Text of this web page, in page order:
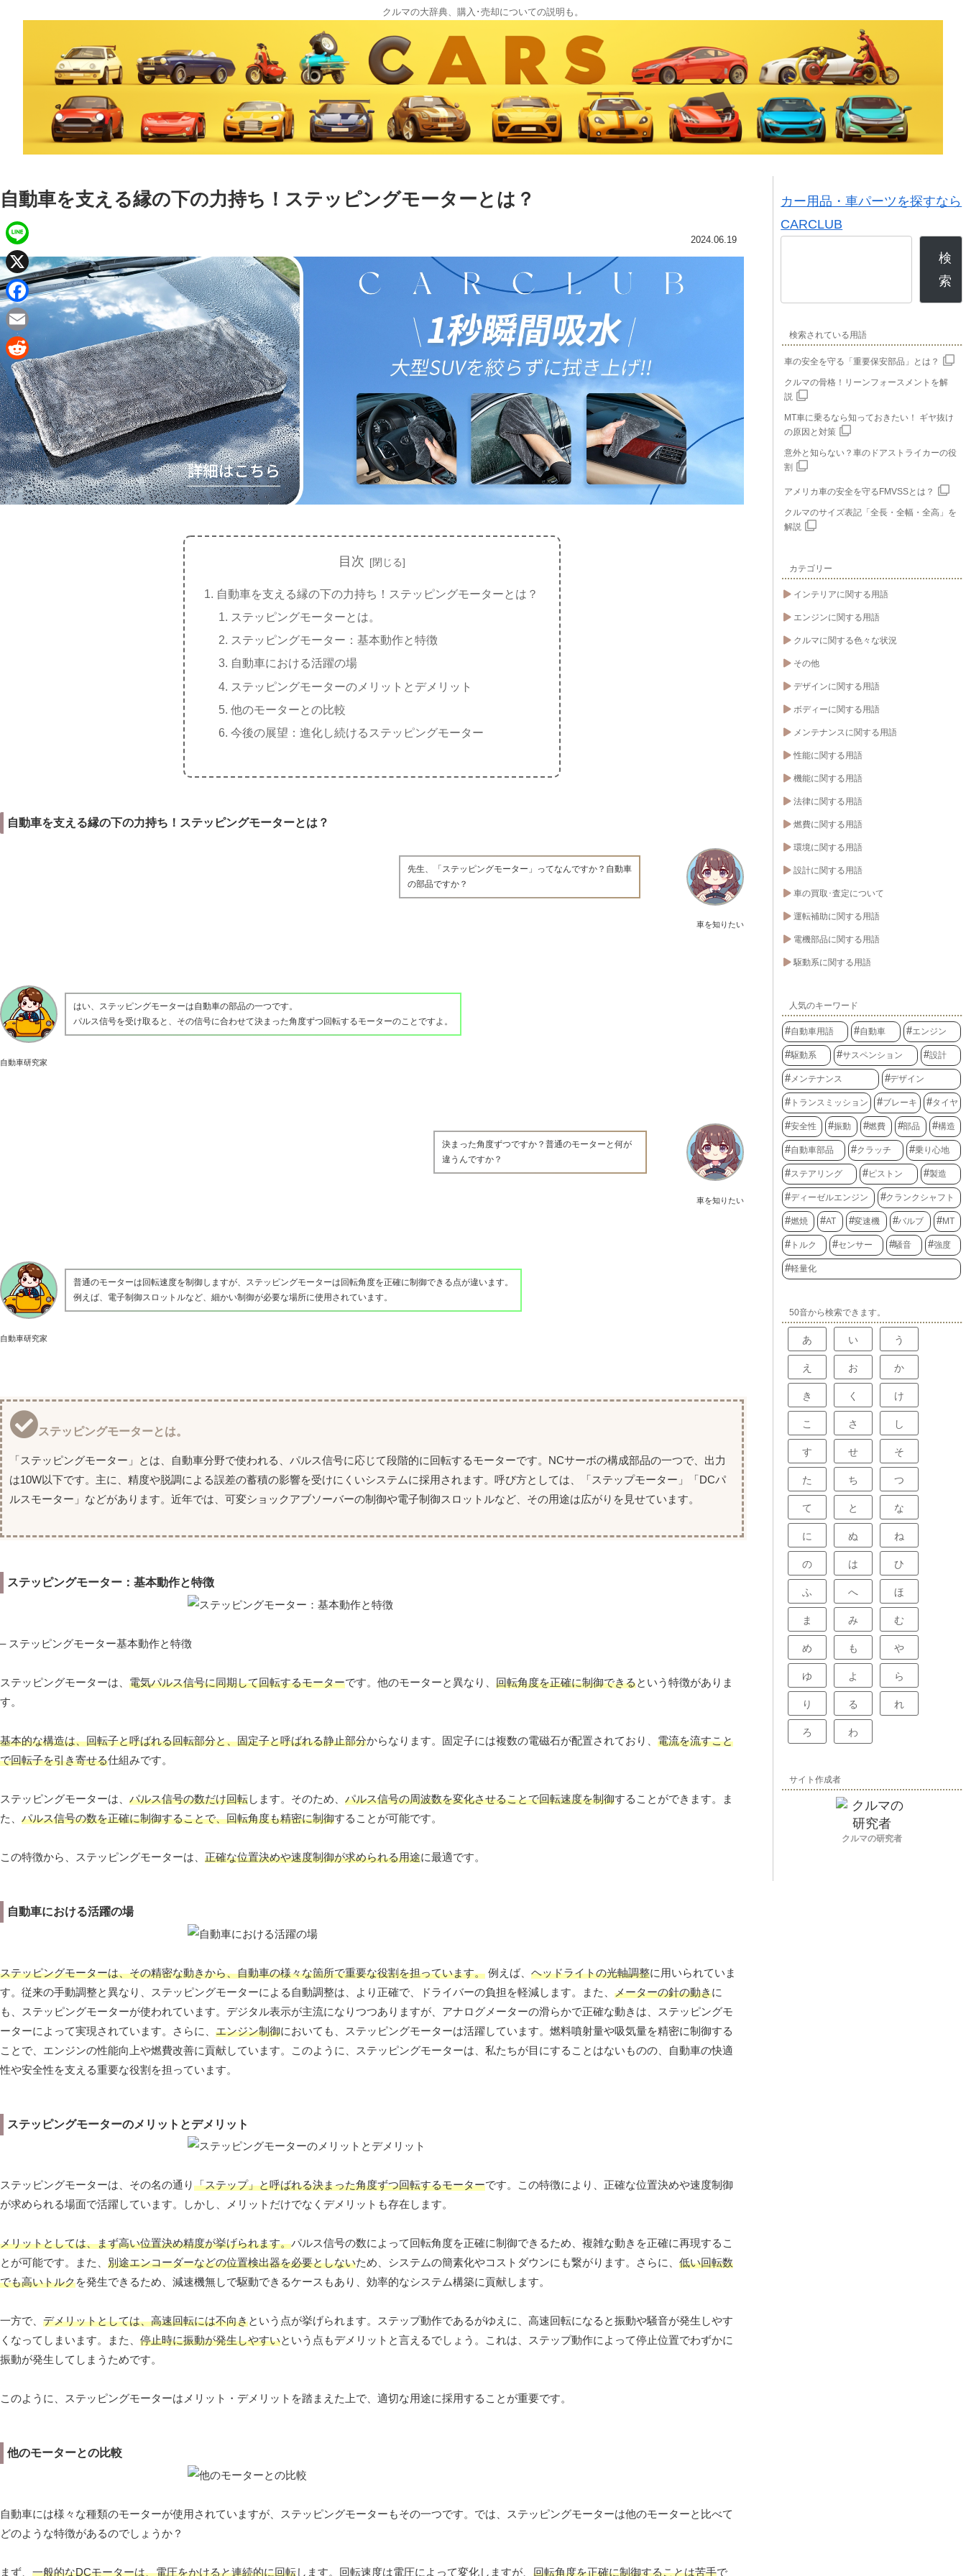
クルマの大辞典、購入･売却についての説明も。
自動車を支える縁の下の力持ち！ステッピングモーターとは？
2024.06.19
目次
自動車を支える縁の下の力持ち！ステッピングモーターとは？
ステッピングモーターとは。
ステッピングモーター：基本動作と特徴
自動車における活躍の場
ステッピングモーターのメリットとデメリット
他のモーターとの比較
今後の展望：進化し続けるステッピングモーター
自動車を支える縁の下の力持ち！ステッピングモーターとは？
車を知りたい
先生、「ステッピングモーター」ってなんですか？自動車
の部品ですか？
自動車研究家
はい、ステッピングモーターは自動車の部品の一つです。
パルス信号を受け取ると、その信号に合わせて決まった角度ずつ回転するモーターのことですよ。
車を知りたい
決まった角度ずつですか？普通のモーターと何が
違うんですか？
自動車研究家
普通のモーターは回転速度を制御しますが、ステッピングモーターは回転角度を正確に制御できる点が違います。
例えば、電子制御スロットルなど、細かい制御が必要な場所に使用されています。
ステッピングモーターとは。
「ステッピングモーター」とは、自動車分野で使われる、パルス信号に応じて段階的に回転するモーターです。NCサーボの構成部品の一つで、出力
は10W以下です。主に、精度や脱調による誤差の蓄積の影響を受けにくいシステムに採用されます。呼び方としては、「ステップモーター」「DCパ
ルスモーター」などがあります。近年では、可変ショックアブソーバーの制御や電子制御スロットルなど、その用途は広がりを見せています。
ステッピングモーター：基本動作と特徴
– ステッピングモーター基本動作と特徴
ステッピングモーターは、 電気パルス信号に同期して回転するモーターです。他のモーターと異なり、 回転角度を正確に制御できるという特徴がありま
す。
基本的な構造は、回転子と呼ばれる回転部分と、固定子と呼ばれる静止部分からなります。固定子には複数の電磁石が配置されており、 電流を流すこと
で回転子を引き寄せる仕組みです。
ステッピングモーターは、 パルス信号の数だけ回転します。そのため、 パルス信号の周波数を変化させることで回転速度を制御することができます。ま
た、 パルス信号の数を正確に制御することで、回転角度も精密に制御することが可能です。
この特徴から、ステッピングモーターは、 正確な位置決めや速度制御が求められる用途に最適です。
自動車における活躍の場
ステッピングモーターは、その精密な動きから、自動車の様々な箇所で重要な役割を担っています。 例えば、 ヘッドライトの光軸調整に用いられていま
す。従来の手動調整と異なり、ステッピングモーターによる自動調整は、より正確で、ドライバーの負担を軽減します。また、 メーターの針の動きに
も、ステッピングモーターが使われています。デジタル表示が主流になりつつありますが、アナログメーターの滑らかで正確な動きは、ステッピングモ
ーターによって実現されています。さらに、 エンジン制御においても、ステッピングモーターは活躍しています。燃料噴射量や吸気量を精密に制御する
ことで、エンジンの性能向上や燃費改善に貢献しています。このように、ステッピングモーターは、私たちが目にすることはないものの、自動車の快適
性や安全性を支える重要な役割を担っています。
ステッピングモーターのメリットとデメリット
ステッピングモーターは、その名の通り「ステップ」と呼ばれる決まった角度ずつ回転するモーターです。この特徴により、正確な位置決めや速度制御
が求められる場面で活躍しています。しかし、メリットだけでなくデメリットも存在します。
メリットとしては、まず高い位置決め精度が挙げられます。パルス信号の数によって回転角度を正確に制御できるため、複雑な動きを正確に再現するこ
とが可能です。また、 別途エンコーダーなどの位置検出器を必要としないため、システムの簡素化やコストダウンにも繋がります。さらに、 低い回転数
でも高いトルクを発生できるため、減速機無しで駆動できるケースもあり、効率的なシステム構築に貢献します。
一方で、 デメリットとしては、高速回転には不向きという点が挙げられます。ステップ動作であるがゆえに、高速回転になると振動や騒音が発生しやす
くなってしまいます。また、 停止時に振動が発生しやすいという点もデメリットと言えるでしょう。これは、ステップ動作によって停止位置でわずかに
振動が発生してしまうためです。
このように、ステッピングモーターはメリット・デメリットを踏まえた上で、適切な用途に採用することが重要です。
他のモーターとの比較
自動車には様々な種類のモーターが使用されていますが、ステッピングモーターもその一つです。では、ステッピングモーターは他のモーターと比べて
どのような特徴があるのでしょうか？
まず、 一般的なDCモーターは、電圧をかけると連続的に回転します。回転速度は電圧によって変化しますが、 回転角度を正確に制御することは苦手で
カー用品・車パーツを探すなら
CARCLUB
検
索
検索されている用語
車の安全を守る「重要保安部品」とは？
クルマの骨格！リーンフォースメントを解
説
MT車に乗るなら知っておきたい！ ギヤ抜け
の原因と対策
意外と知らない？車のドアストライカーの役
割
アメリカ車の安全を守るFMVSSとは？
クルマのサイズ表記「全長・全幅・全高」を
解説
カテゴリー
インテリアに関する用語
エンジンに関する用語
クルマに関する色々な状況
その他
デザインに関する用語
ボディーに関する用語
メンテナンスに関する用語
性能に関する用語
機能に関する用語
法律に関する用語
燃費に関する用語
環境に関する用語
設計に関する用語
車の買取･査定について
運転補助に関する用語
電機部品に関する用語
駆動系に関する用語
人気のキーワード
自動車用語 自動車 エンジン
駆動系 サスペンション 設計
メンテナンス デザイン
トランスミッション ブレーキ タイヤ
安全性 振動 燃費 部品 構造
自動車部品 クラッチ 乗り心地
ステアリング ピストン 製造
ディーゼルエンジン クランクシャフト
燃焼 AT 変速機 バルブ MT
トルク センサー 騒音 強度
軽量化
50音から検索できます。
あ い う
え お か
き く け
こ さ し
す せ そ
た ち つ
て と な
に ぬ ね
の は ひ
ふ へ ほ
ま み む
め も や
ゆ よ ら
り る れ
ろ わ
サイト作成者
クルマの研究者
L
i
n
e
X
F
a
c
e
b
o
o
k
E
m
a
i
l
R
e
d
d
i
t